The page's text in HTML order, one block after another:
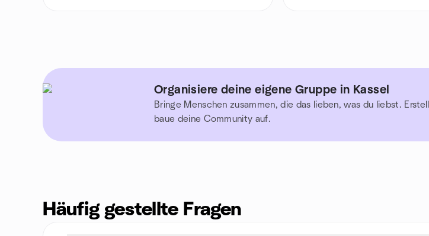
Organisiere deine eigene Gruppe in Kassel
Bringe Menschen zusammen, die das lieben, was du liebst.
baue deine Community auf.
Häufig gestellte Fragen